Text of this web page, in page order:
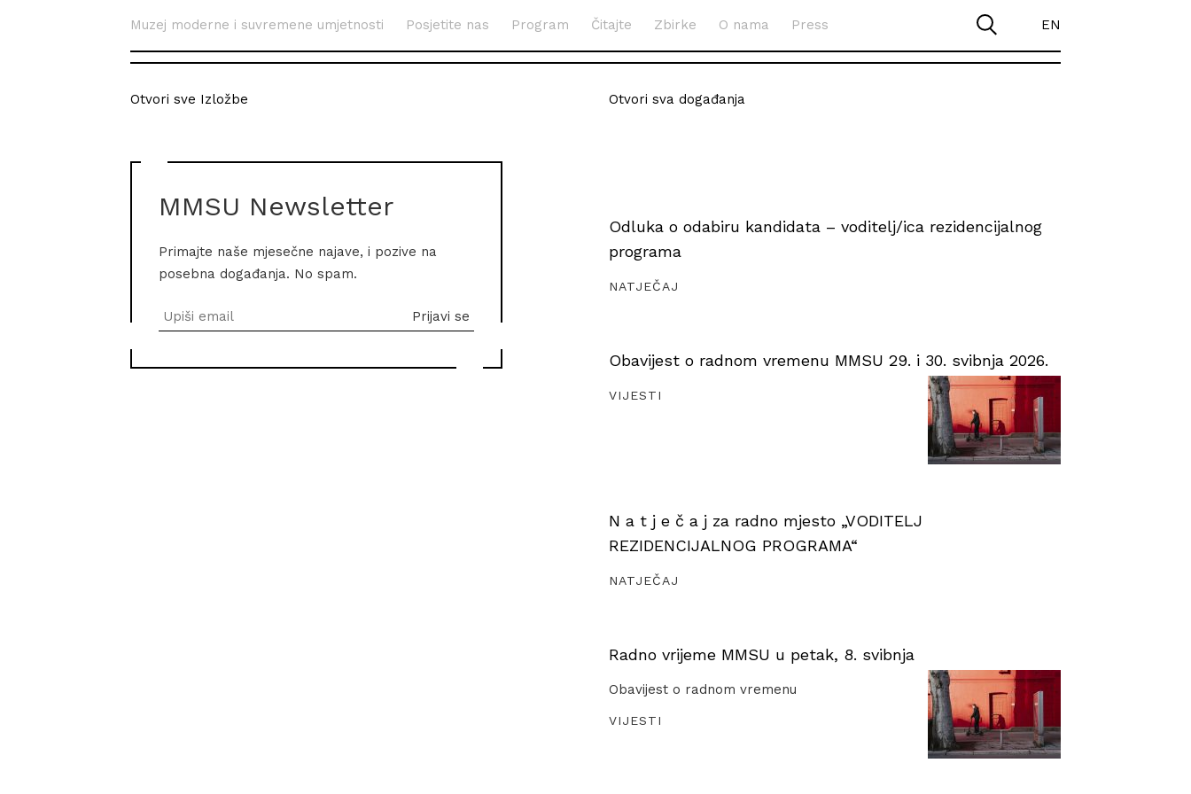
Muzej moderne i suvremene umjetnosti Posjetite nas Program Čitajte Zbirke O nama Press EN
Otvori sve Izložbe
MMSU Newsletter
Primajte naše mjesečne najave, i pozive na
posebna događanja. No spam.
Otvori sva događanja
Odluka o odabiru kandidata – voditelj/ica rezidencijalnog
programa
NATJEČAJ
Obavijest o radnom vremenu MMSU 29. i 30. svibnja 2026.
VIJESTI
N a t j e č a j za radno mjesto „VODITELJ
REZIDENCIJALNOG PROGRAMA“
NATJEČAJ
Radno vrijeme MMSU u petak, 8. svibnja
Obavijest o radnom vremenu
VIJESTI